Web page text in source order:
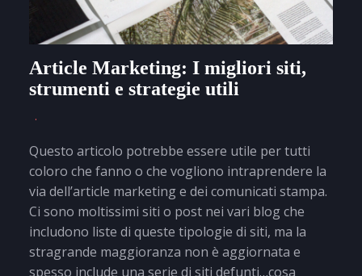
Article Marketing: I migliori siti,
strumenti e strategie utili
Questo articolo potrebbe essere utile per tutti
coloro che fanno o che vogliono intraprendere la
via dell’article marketing e dei comunicati stampa.
Ci sono moltissimi siti o post nei vari blog che
includono liste di queste tipologie di siti, ma la
stragrande maggioranza non è aggiornata e
spesso include una serie di siti defunti…cosa